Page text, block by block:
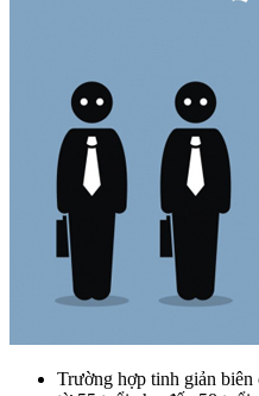
Trường hợp tinh giản biên